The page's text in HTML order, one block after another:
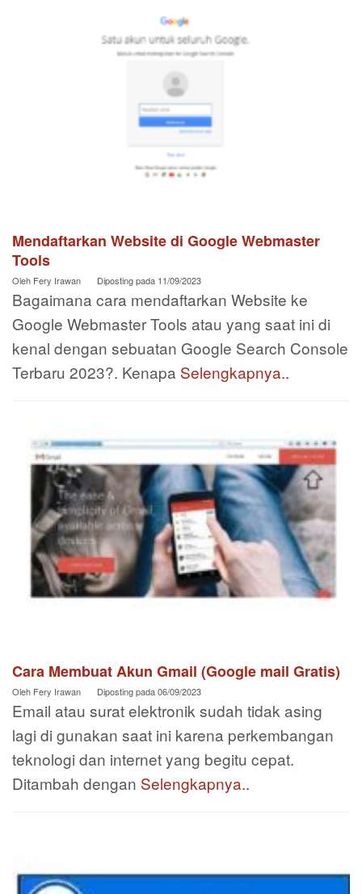
Mendaftarkan Website di Google Webmaster
Tools
Oleh Fery Irawan Diposting pada 11/09/2023
Bagaimana cara mendaftarkan Website ke
Google Webmaster Tools atau yang saat ini di
kenal dengan sebuatan Google Search Console
Terbaru 2023?. Kenapa Selengkapnya..
Cara Membuat Akun Gmail (Google mail Gratis)
Oleh Fery Irawan Diposting pada06/09/2023
Email atau surat elektronik sudah tidak asing
lagi di gunakan saat ini karena perkembangan
teknologi dan internet yang begitu cepat.
Ditambah dengan Selengkapnya..